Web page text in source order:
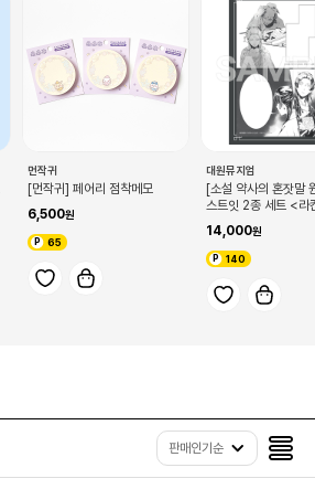
먼작귀
[먼작귀] 페어리 점착메모
6,500
65
대원뮤지엄
[소설 약사의 혼잣말
스트잇 2종 세트 <라
14,000
140
판매인기순